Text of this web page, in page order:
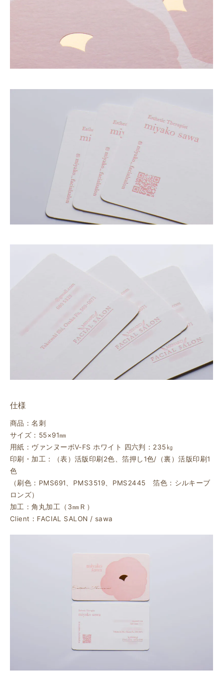
仕様
商品：名刺
サイズ：55×91㎜
用紙：ヴァンヌーボV-FS ホワイト 四六判：235㎏
印刷・加工：（表）活版印刷2色、箔押し1色/（裏）活版印刷1
色
（刷色：PMS691、PMS3519、PMS2445 箔色：シルキーブ
ロンズ）
加工：角丸加工（3㎜Ｒ）
Client：FACIAL SALON / sawa